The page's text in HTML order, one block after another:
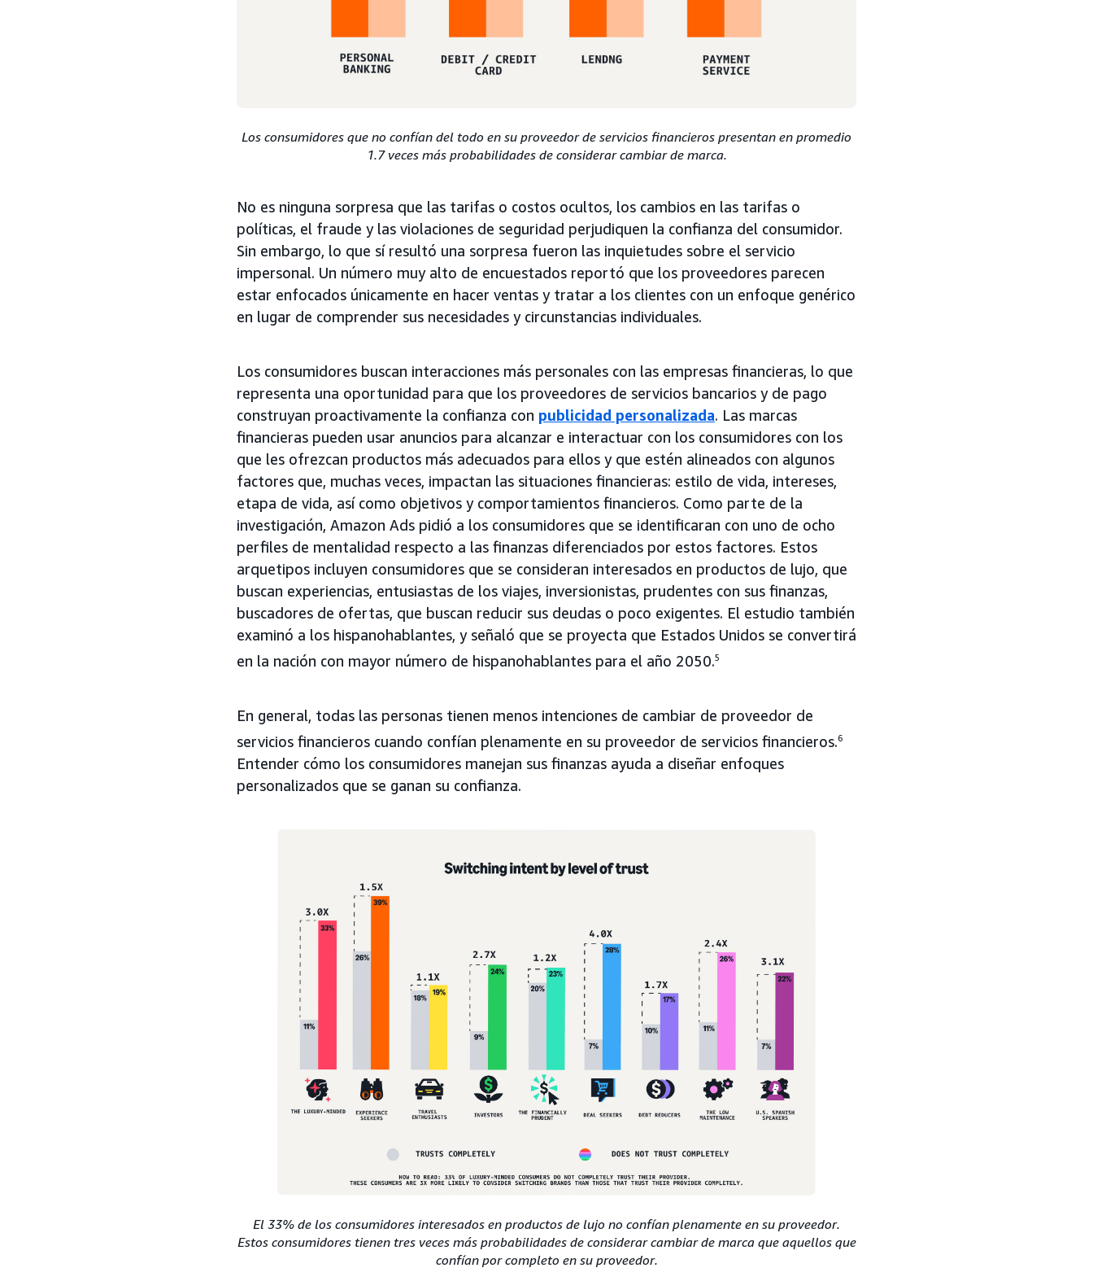
Los consumidores que no confían del todo en su proveedor de servicios financieros presentan en promedio
1.7 veces más probabilidades de considerar cambiar de marca.
No es ninguna sorpresa que las tarifas o costos ocultos, los cambios en las tarifas o
políticas, el fraude y las violaciones de seguridad perjudiquen la confianza del consumidor.
Sin embargo, lo que sí resultó una sorpresa fueron las inquietudes sobre el servicio
impersonal. Un número muy alto de encuestados reportó que los proveedores parecen
estar enfocados únicamente en hacer ventas y tratar a los clientes con un enfoque genérico
en lugar de comprender sus necesidades y circunstancias individuales.
Los consumidores buscan interacciones más personales con las empresas financieras, lo que
representa una oportunidad para que los proveedores de servicios bancarios y de pago
construyan proactivamente la confianza con publicidad personalizada. Las marcas
financieras pueden usar anuncios para alcanzar e interactuar con los consumidores con los
que les ofrezcan productos más adecuados para ellos y que estén alineados con algunos
factores que, muchas veces, impactan las situaciones financieras: estilo de vida, intereses,
etapa de vida, así como objetivos y comportamientos financieros. Como parte de la
investigación, Amazon Ads pidió a los consumidores que se identificaran con uno de ocho
perfiles de mentalidad respecto a las finanzas diferenciados por estos factores. Estos
arquetipos incluyen consumidores que se consideran interesados en productos de lujo, que
buscan experiencias, entusiastas de los viajes, inversionistas, prudentes con sus finanzas,
buscadores de ofertas, que buscan reducir sus deudas o poco exigentes. El estudio también
examinó a los hispanohablantes, y señaló que se proyecta que Estados Unidos se convertirá
en la nación con mayor número de hispanohablantes para el año 2050.5
En general, todas las personas tienen menos intenciones de cambiar de proveedor de
servicios financieros cuando confían plenamente en su proveedor de servicios financieros.6
Entender cómo los consumidores manejan sus finanzas ayuda a diseñar enfoques
personalizados que se ganan su confianza.
El 33% de los consumidores interesados en productos de lujo no confían plenamente en su proveedor.
Estos consumidores tienen tres veces más probabilidades de considerar cambiar de marca que aquellos que
confían por completo en su proveedor.